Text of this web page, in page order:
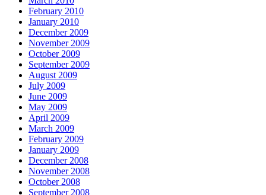
February 2010
January 2010
December 2009
November 2009
October 2009
September 2009
August 2009
July 2009
June 2009
May 2009
April 2009
March 2009
February 2009
January 2009
December 2008
November 2008
October 2008
September 2008